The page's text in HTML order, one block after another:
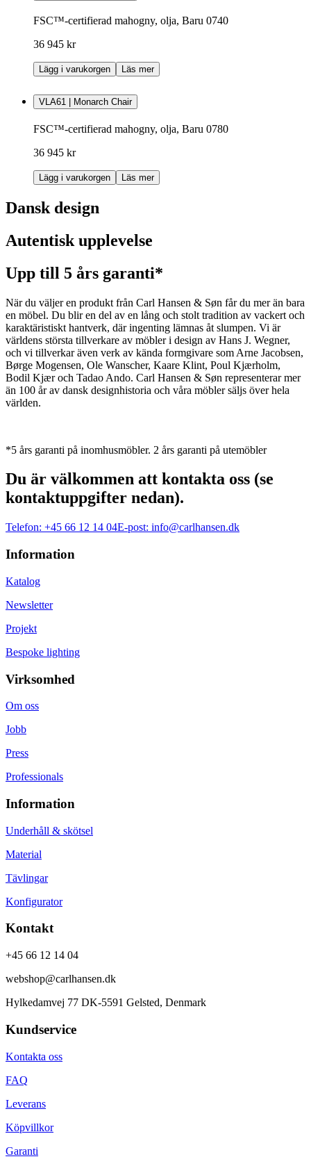
FSC™-certifierad mahogny, olja, Baru 0740
36 945 kr
Lägg i varukorgen Läs mer
VLA61 | Monarch Chair
FSC™-certifierad mahogny, olja, Baru 0780
36 945 kr
Lägg i varukorgen Läs mer
Dansk design
Autentisk upplevelse
Upp till 5 års garanti*
När du väljer en produkt från Carl Hansen & Søn får du mer än bara
en möbel. Du blir en del av en lång och stolt tradition av vackert och
karaktäristiskt hantverk, där ingenting lämnas åt slumpen. Vi är
världens största tillverkare av möbler i design av Hans J. Wegner,
och vi tillverkar även verk av kända formgivare som Arne Jacobsen,
Børge Mogensen, Ole Wanscher, Kaare Klint, Poul Kjærholm,
Bodil Kjær och Tadao Ando. Carl Hansen & Søn representerar mer
än 100 år av dansk designhistoria och våra möbler säljs över hela
världen.
*5 års garanti på inomhusmöbler. 2 års garanti på utemöbler
Du är välkommen att kontakta oss (se
kontaktuppgifter nedan).
Telefon: +45 66 12 14 04E-post: info@carlhansen.dk
Information
Katalog
Newsletter
Projekt
Bespoke lighting
Virksomhed
Om oss
Jobb
Press
Professionals
Information
Underhåll & skötsel
Material
Tävlingar
Konfigurator
Kontakt
+45 66 12 14 04
webshop@carlhansen.dk
Hylkedamvej 77 DK-5591 Gelsted, Denmark
Kundservice
Kontakta oss
FAQ
Leverans
Köpvillkor
Garanti